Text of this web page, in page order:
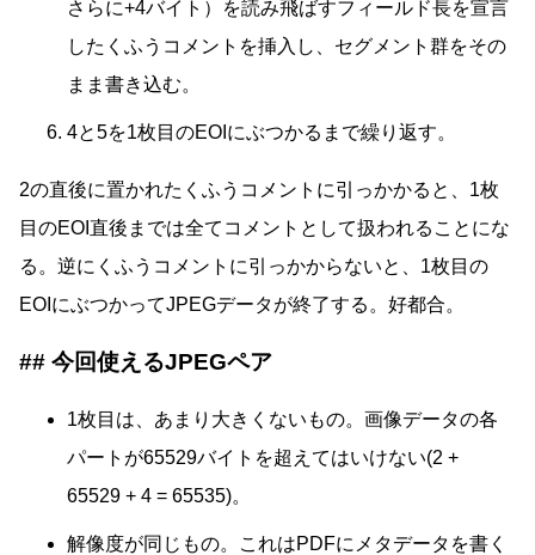
さらに+4バイト）を読み飛ばすフィールド長を宣言
したくふうコメントを挿入し、セグメント群をその
まま書き込む。
4と5を1枚目のEOIにぶつかるまで繰り返す。
2の直後に置かれたくふうコメントに引っかかると、1枚
目のEOI直後までは全てコメントとして扱われることにな
る。逆にくふうコメントに引っかからないと、1枚目の
EOIにぶつかってJPEGデータが終了する。好都合。
今回使えるJPEGペア
1枚目は、あまり大きくないもの。画像データの各
パートが65529バイトを超えてはいけない(2 +
65529 + 4 = 65535)。
解像度が同じもの。これはPDFにメタデータを書く